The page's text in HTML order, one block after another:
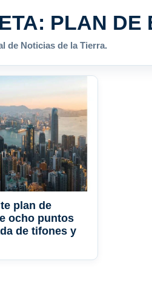
PLAN DE
de Noticias de la Tierra.
plan de
ocho puntos
de tifones y